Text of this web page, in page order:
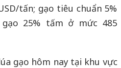
tấn; gạo tiêu chuẩn 5%
25% tấm ở mức 485
gạo hôm nay tại khu vực